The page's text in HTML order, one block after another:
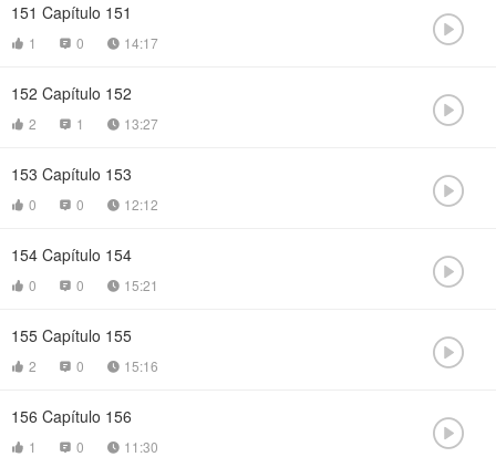
151 Capítulo 151
 1  0  14:17 
152 Capítulo 152
 2  1  13:27 
153 Capítulo 153
 0  0  12:12 
154 Capítulo 154
 0  0  15:21 
155 Capítulo 155
 2  0  15:16 
156 Capítulo 156
 1  0  11:30 